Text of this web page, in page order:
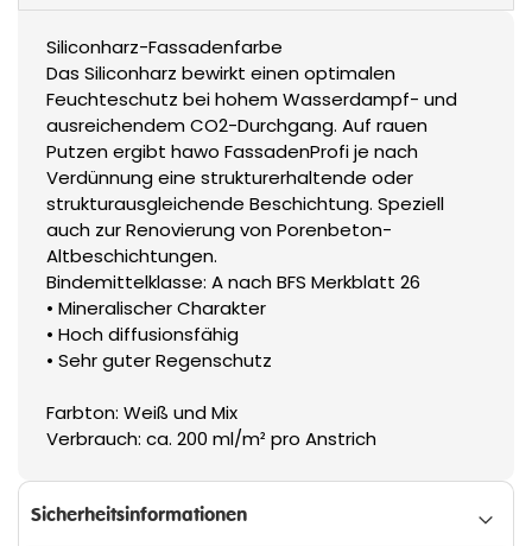
Siliconharz-Fassadenfarbe
Das Siliconharz bewirkt einen optimalen
Feuchteschutz bei hohem Wasserdampf- und
ausreichendem CO2-Durchgang. Auf rauen
Putzen ergibt hawo FassadenProfi je nach
Verdünnung eine strukturerhaltende oder
strukturausgleichende Beschichtung. Speziell
auch zur Renovierung von Porenbeton-
Altbeschichtungen.
Bindemittelklasse: A nach BFS Merkblatt 26
• Mineralischer Charakter
• Hoch diffusionsfähig
• Sehr guter Regenschutz
Farbton: Weiß und Mix
Verbrauch: ca. 200 ml/m² pro Anstrich
Sicherheitsinformationen